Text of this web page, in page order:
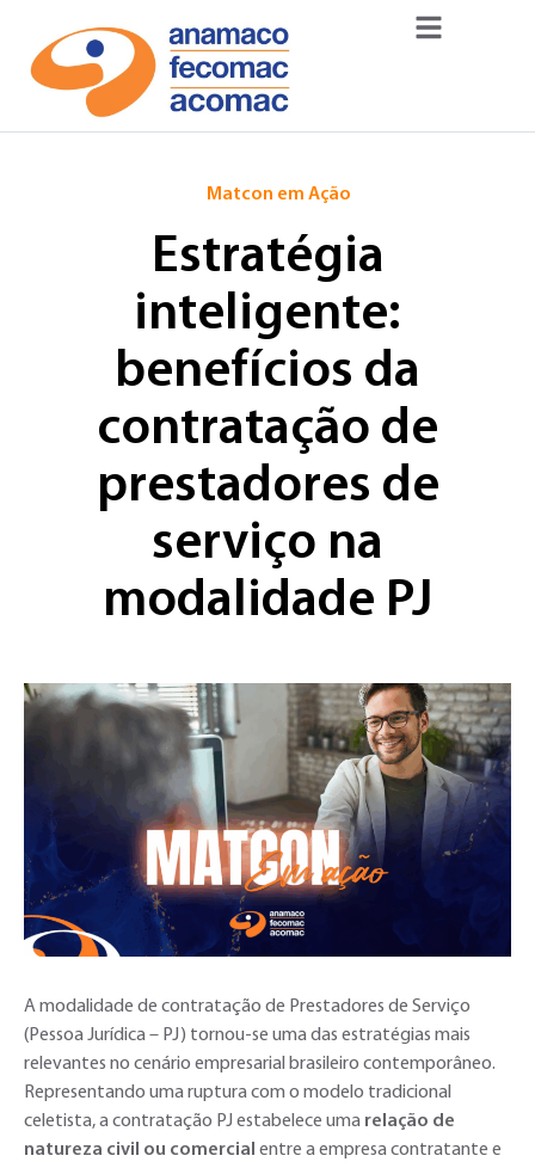
Matcon em Ação
Estratégia
inteligente:
benefícios da
contratação de
prestadores de
serviço na
modalidade PJ
A modalidade de contratação de Prestadores de Serviço
(Pessoa Jurídica – PJ) tornou-se uma das estratégias mais
relevantes no cenário empresarial brasileiro contemporâneo.
Representando uma ruptura com o modelo tradicional
celetista, a contratação PJ estabelece uma relação de
natureza civil ou comercial entre a empresa contratante e